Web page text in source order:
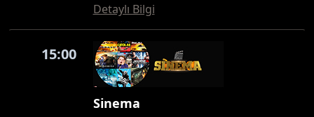
Detaylı Bilgi
15:00
Sinema